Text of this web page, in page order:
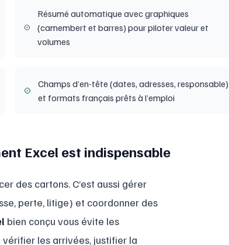
Résumé automatique avec graphiques
(camembert et barres) pour piloter valeur et
volumes
Champs d’en-tête (dates, adresses, responsable)
et formats français prêts à l’emploi
Excel est indispensable
des cartons. C’est aussi gérer
perte, litige) et coordonner des
bien conçu vous évite les
les arrivées, justifier la